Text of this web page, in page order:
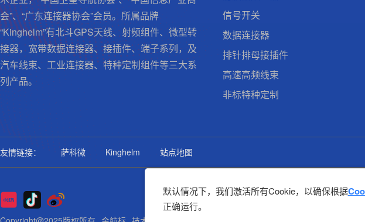
会”、“广东连接器协会”会员。所属品牌
“Kinghelm”有北斗GPS天线、射频组件、微型转
接器，宽带数据连接器、接插件、端子系列，及
汽车线束、工业连接器、特种定制组件等三大系
列产品。
信号开关
数据连接器
排针排母接插件
高速高频线束
非标特种定制
友情链接： 萨科微 Kinghelm 站点地图
默认情况下，我们激活所有Cookie，以确保根据
正确运行。